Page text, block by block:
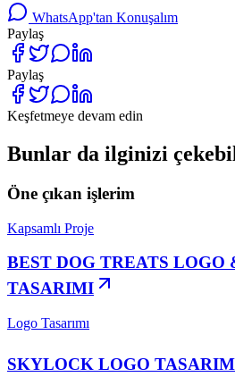
WhatsApp'tan Konuşalım
Paylaş
Paylaş
Keşfetmeye devam edin
Bunlar da ilginizi
Öne çıkan işlerim
Kapsamlı Proje
BEST DOG TREATS
TASARIMI
Logo Tasarımı
SKYLOCK LOGO